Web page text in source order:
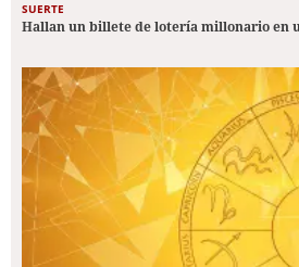
SUERTE
Hallan un billete de lotería millonario en